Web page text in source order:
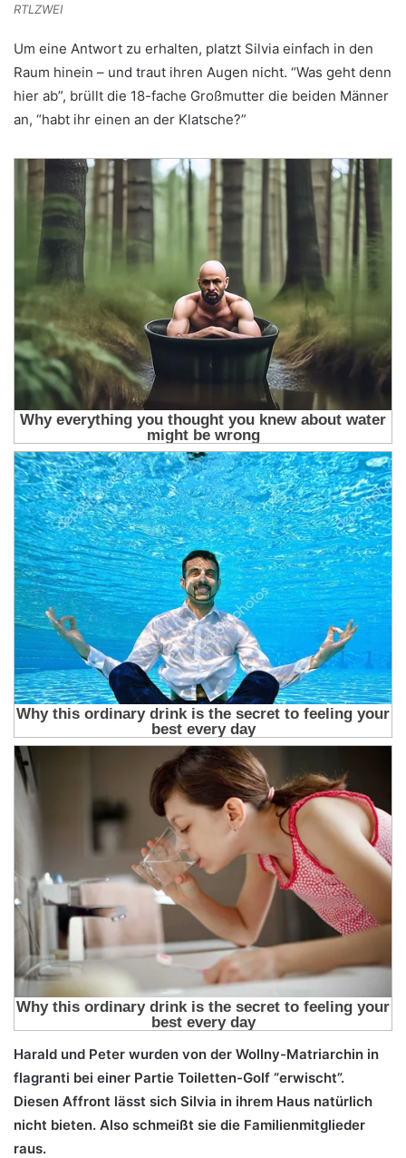
RTLZWEI
Um eine Antwort zu erhalten, platzt Silvia einfach in den
Raum hinein – und traut ihren Augen nicht. “Was geht denn
hier ab”, brüllt die 18-fache Großmutter die beiden Männer
an, “habt ihr einen an der Klatsche?”
Harald und Peter wurden von der Wollny-Matriarchin in
flagranti bei einer Partie Toiletten-Golf “erwischt”.
Diesen Affront lässt sich Silvia in ihrem Haus natürlich
nicht bieten. Also schmeißt sie die Familienmitglieder
raus.